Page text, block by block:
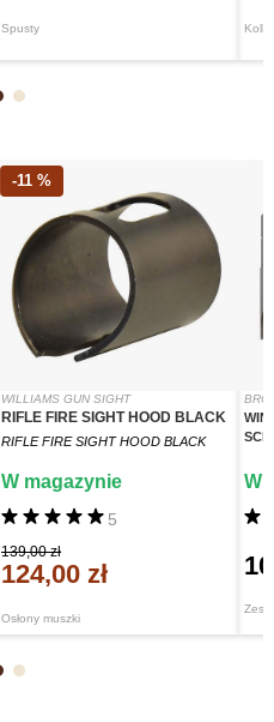
Spusty Kolby
-11 %
WILLIAMS GUN SIGHT
RIFLE FIRE SIGHT HOOD BLACK
RIFLE FIRE SIGHT HOOD BLACK
Osłony muszki
5
W magazynie
139,00 zł
124,00 zł
W